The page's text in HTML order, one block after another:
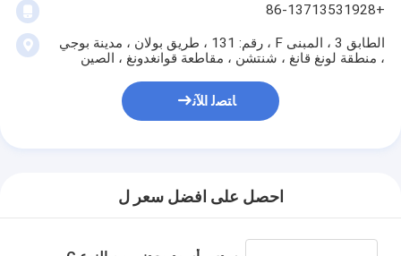
+86-13713531928
الطابق 3 ، المبنى F ، رقم: 131 ، طريق بولان ، مدينة بوجي
، منطقة لونغ قانغ ، شنتشن ، مقاطعة قوانغدونغ ، الصين
ﺎﺘﺼﻟ ﺍﻶﻧ
احصل على افضل سعر ل